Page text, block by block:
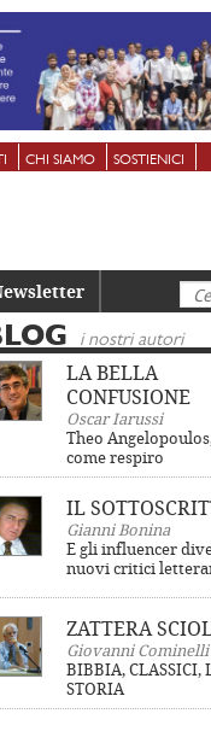
CHI SIAMO SOSTIENICI
i nostri autori
LA BELLA
CONFUSIONE
Oscar Iarussi
Theo
come respiro
IL
Gianni Bonina
E gli influencer
nuovi critici
ZATTERA
Giovanni Cominelli
BIBBIA, CLASSICI,
STORIA